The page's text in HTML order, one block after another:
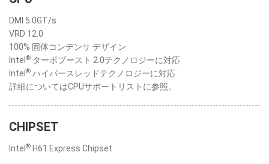
DMI 5.0GT/s
VRD 12.0
100% 固体コンデンサ デザイン
Intel ® ターボブースト 2.0テクノロジーに対応
Intel ® ハイパースレッドテクノロジーに対応
詳細についてはCPUサポートリストに参照。
CHIPSET
Intel ® H61 Express Chipset